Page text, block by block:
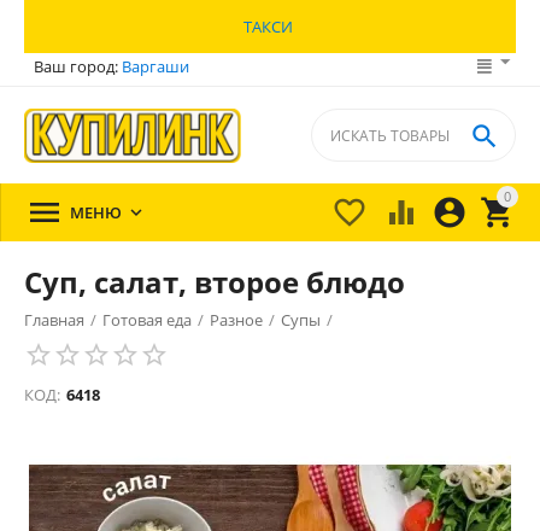
ТАКСИ
Ваш город: Варгаши
0


 

 МЕНЮ 
Суп, салат, второе блюдо
Главная / Готовая еда / Разное / Супы /
КОД: 6418